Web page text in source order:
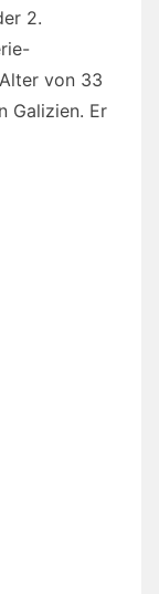
2.
von 33
Galizien. Er